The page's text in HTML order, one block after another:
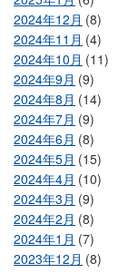
2024年12月 (8)
2024年11月 (4)
2024年10月 (11)
2024年9月 (9)
2024年8月 (14)
2024年7月 (9)
2024年6月 (8)
2024年5月 (15)
2024年4月 (10)
2024年3月 (9)
2024年2月 (8)
2024年1月 (7)
2023年12月 (8)